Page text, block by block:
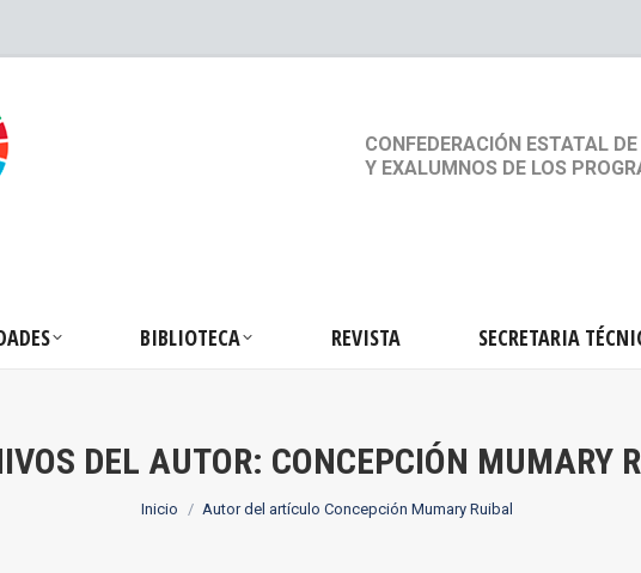
CONFEDERACIÓN ESTATAL
Y EXALUMNOS DE LOS
BIBLIOTECA REVISTA SECRETARIA
DEL AUTOR: CONCEPCIÓN MUMARY
Estás aquí:
Inicio Autor del artículo Concepción Mumary Ruibal